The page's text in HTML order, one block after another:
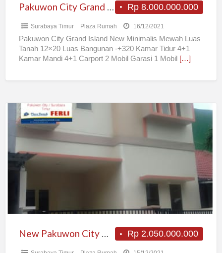
Rp 8.000.000.000
Pakuwon City Grand Island New Minimalis Mewah
Surabaya Timur Plaza Rumah 16/12/2021
Pakuwon City Grand Island New Minimalis Mewah Luas
Tanah 12×20 Luas Bangunan -+320 Kamar Tidur 4+1
Kamar Mandi 4+1 Carport 2 Mobil Garasi 1 Mobil […]
New
Pakuwon
City
Minimalis
Rp 2.050.000.000
New Pakuwon City Minimalis